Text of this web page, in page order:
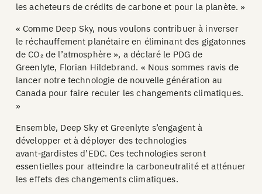
les acheteurs de crédits de carbone et pour la planète. »
« Comme Deep Sky, nous voulons contribuer à inverser
le réchauffement planétaire en éliminant des gigatonnes
de CO₂ de l’atmosphère », a déclaré le PDG de
Greenlyte, Florian Hildebrand. « Nous sommes ravis de
lancer notre technologie de nouvelle génération au
Canada pour faire reculer les changements climatiques.
»
Ensemble, Deep Sky et Greenlyte s’engagent à
développer et à déployer des technologies
avant‑gardistes d’EDC. Ces technologies seront
essentielles pour atteindre la carboneutralité et atténuer
les effets des changements climatiques.